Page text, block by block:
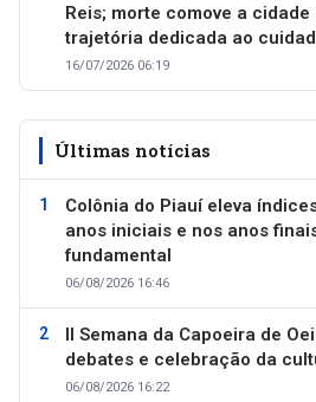
Reis; morte comove a
trajetória dedicada ao
16/07/2026 06:19
Últimas notícias
Colônia do Piauí eleva
anos iniciais e nos anos
fundamental
06/08/2026 16:46
II Semana da Capoeira de
debates e celebração da
06/08/2026 16:22